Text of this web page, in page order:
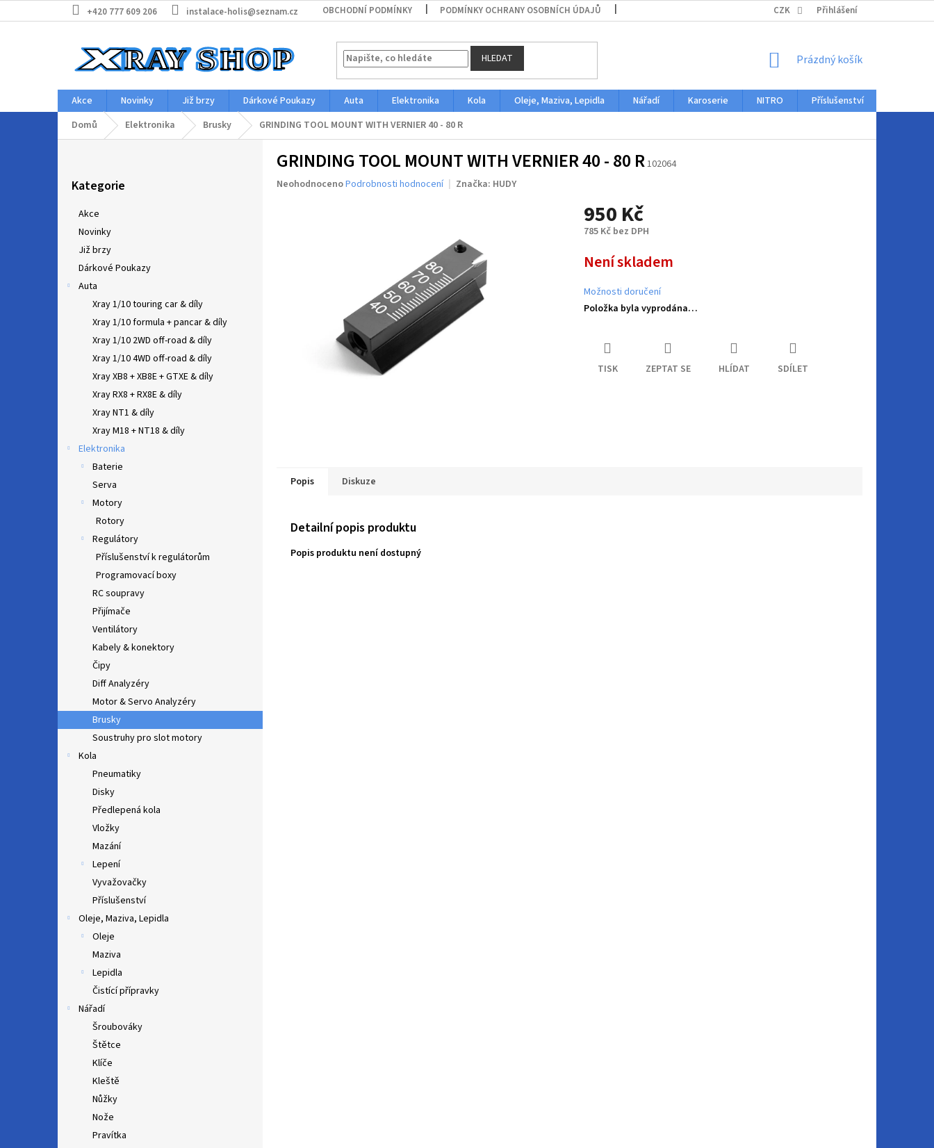
na
+420 777 609 206 instalace-holis@seznam.cz OBCHODNÍ PODMÍNKY PODMÍNKY OCHRANY OSOBNÍCH ÚDAJŮ CZK Přihlášení
HLEDAT
NÁKUPNÍ
Prázdný košík
Akce Novinky Již brzy Dárkové Poukazy Auta Elektronika Kola Oleje, Maziva, Lepidla Nářadí Karoserie NITRO Příslušenství
Domů
Elektronika Brusky GRINDING TOOL MOUNT WITH VERNIER 40 - 80 R
kategorie
Kategorie
Akce
Novinky
Již brzy
Dárkové Poukazy
Auta
Xray 1/10 touring car & díly
Xray 1/10 formula + pancar & díly
Xray 1/10 2WD off-road & díly
Xray 1/10 4WD off-road & díly
Xray XB8 + XB8E + GTXE & díly
Xray RX8 + RX8E & díly
Xray NT1 & díly
Xray M18 + NT18 & díly
Elektronika
Baterie
Serva
Motory
Rotory
Regulátory
Příslušenství k regulátorům
Programovací boxy
RC soupravy
Přijímače
Ventilátory
Kabely & konektory
Čipy
Diff Analyzéry
Motor & Servo Analyzéry
Brusky
Soustruhy pro slot motory
Kola
Pneumatiky
Disky
Předlepená kola
Vložky
Mazání
Lepení
Vyvažovačky
Příslušenství
Oleje, Maziva, Lepidla
Oleje
Maziva
Lepidla
Čistící přípravky
Nářadí
Šroubováky
Štětce
Klíče
Kleště
Nůžky
Nože
Pravítka
GRINDING TOOL MOUNT WITH VERNIER 40 - 80 R102064
Průměrné
NeohodnocenoPodrobnosti hodnocení Značka: HUDY
950 Kč
785 Kč bez DPH
cena:
Není skladem
Možnosti doručení
Položka byla vyprodána…
TISK ZEPTAT SE HLÍDAT SDÍLET
Popis Diskuze
Detailní popis produktu
Popis produktu není dostupný